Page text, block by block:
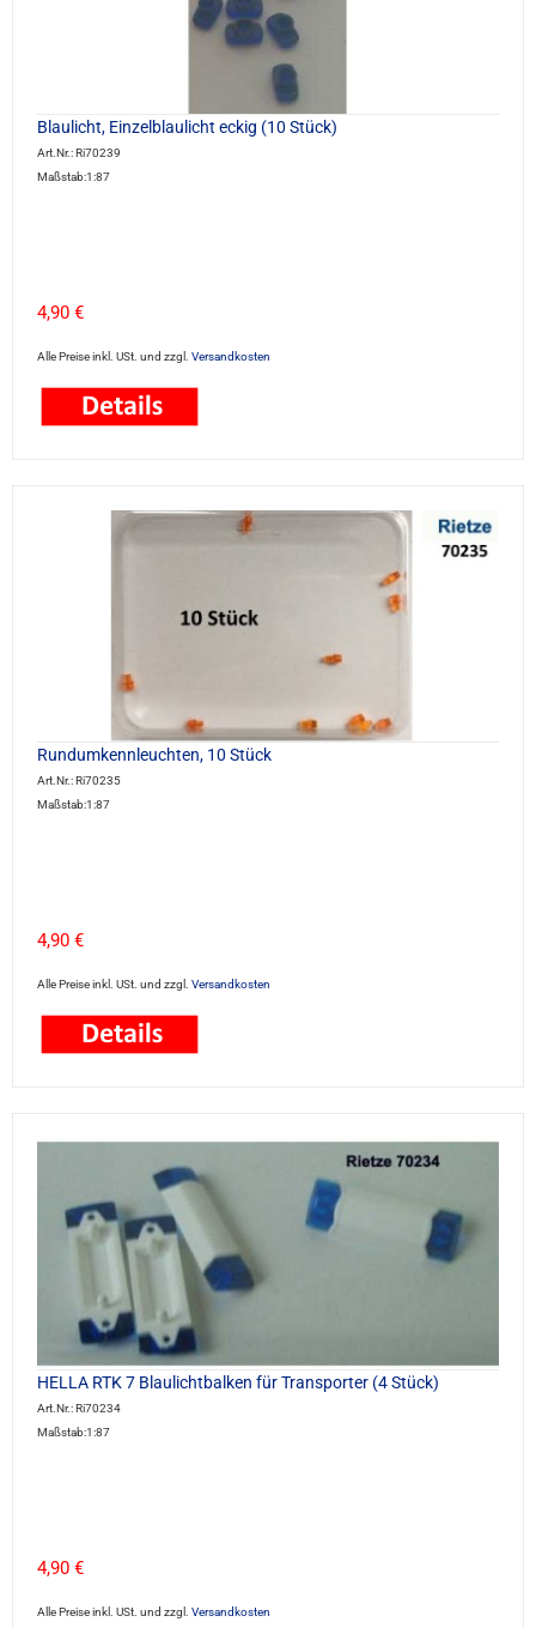
Blaulicht, Einzelblaulicht eckig (10 Stück)
Art.Nr.: Ri70239
Maßstab:1:87
4,90 €
Alle Preise inkl. USt. und zzgl. Versandkosten
Rundumkennleuchten, 10 Stück
Art.Nr.: Ri70235
Maßstab:1:87
4,90 €
Alle Preise inkl. USt. und zzgl. Versandkosten
HELLA RTK 7 Blaulichtbalken für Transporter (4 Stück)
Art.Nr.: Ri70234
Maßstab:1:87
4,90 €
Alle Preise inkl. USt. und zzgl. Versandkosten